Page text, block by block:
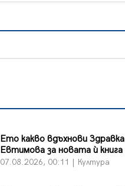
Ето какво вдъхнови Здравка
Евтимова за новата ѝ книга
07.08.2026, 00:11 | Култура